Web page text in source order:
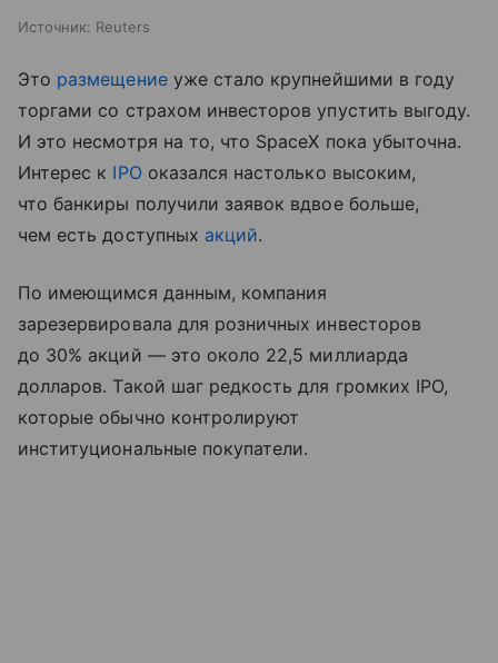
Источник: Reuters
Это размещениеуже стало крупнейшими в году
торгами со страхом инвесторов упустить выгоду.
И это несмотря на то, что SpaceX пока убыточна.
Интерес к IPO оказался настолько высоким,
что банкиры получили заявок вдвое больше,
чем есть доступных акций.
По имеющимся данным, компания
зарезервировала для розничных инвесторов
до 30% акций — это около 22,5 миллиарда
долларов. Такой шаг редкость для громких IPO,
которые обычно контролируют
институциональные покупатели.